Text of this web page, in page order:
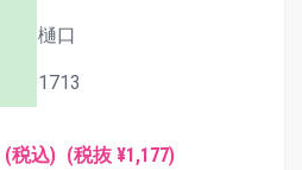
樋口
1713
(税込) (税抜 ¥1,177)